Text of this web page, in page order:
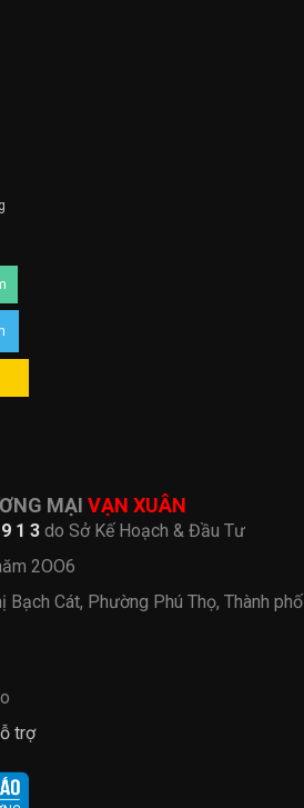
MẠI VẠN XUÂN
1 3 do Sở Kế Hoạch & Đầu Tư
2OO6
Bạch Cát, Phường Phú Thọ, Thành
trợ